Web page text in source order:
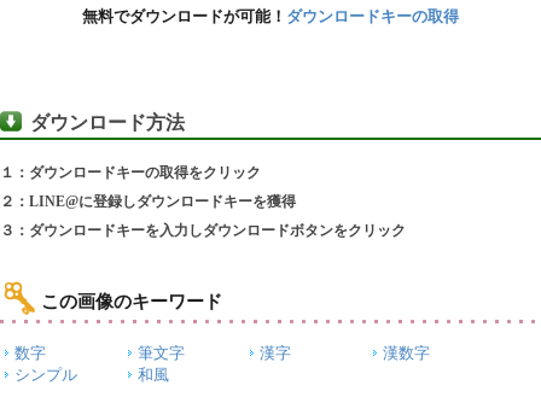
無料でダウンロードが可能！ ダウンロードキーの取得
ダウンロード方法
１：ダウンロードキーの取得をクリック
２：LINE@に登録しダウンロードキーを獲得
３：ダウンロードキーを入力しダウンロードボタンをクリック
この画像のキーワード
数字 筆文字 漢字
漢数字
シンプル
和風